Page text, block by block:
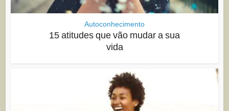
Autoconhecimento
15 atitudes que vão mudar a sua
vida